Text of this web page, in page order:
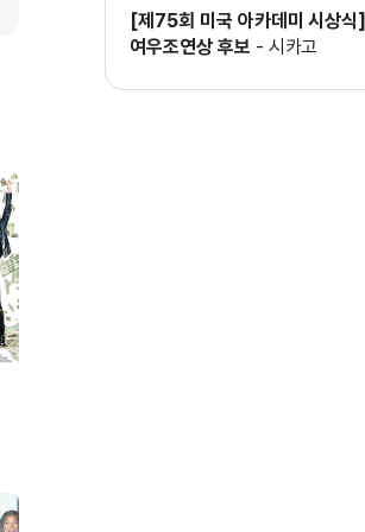
[제75회 미국 아카데미 시상식]
여우조연상 후보 - 시카고